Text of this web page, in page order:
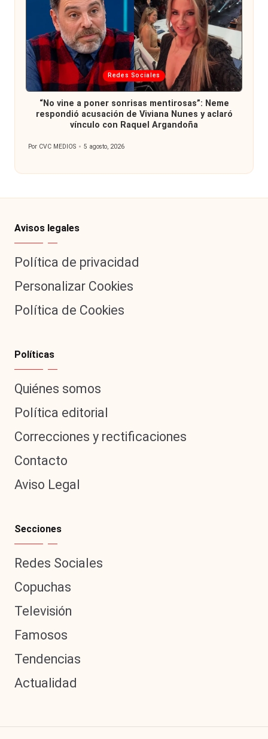
Publicada
en
Redes Sociales
“No vine a poner sonrisas mentirosas”: Neme
respondió acusación de Viviana Nunes y aclaró
vínculo con Raquel Argandoña
Publicado
Por CVC MEDIOS 5 agosto, 2026
Avisos legales
Política de privacidad
Personalizar Cookies
Política de Cookies
Políticas
Quiénes somos
Política editorial
Correcciones y rectificaciones
Contacto
Aviso Legal
Secciones
Redes Sociales
Copuchas
Televisión
Famosos
Tendencias
Actualidad